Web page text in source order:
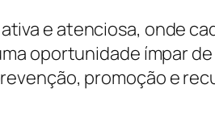
e atenciosa, onde
oportunidade ímpar
promoção e